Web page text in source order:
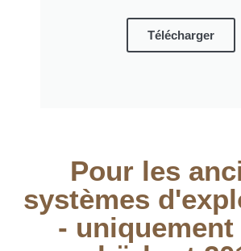
Télécharger
Pour les
systèmes
-